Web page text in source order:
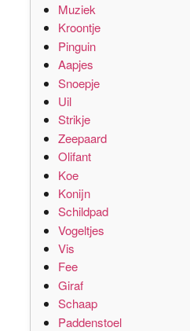
Muziek
Kroontje
Pinguin
Aapjes
Snoepje
Uil
Strikje
Zeepaard
Olifant
Koe
Konijn
Schildpad
Vogeltjes
Vis
Fee
Giraf
Schaap
Paddenstoel